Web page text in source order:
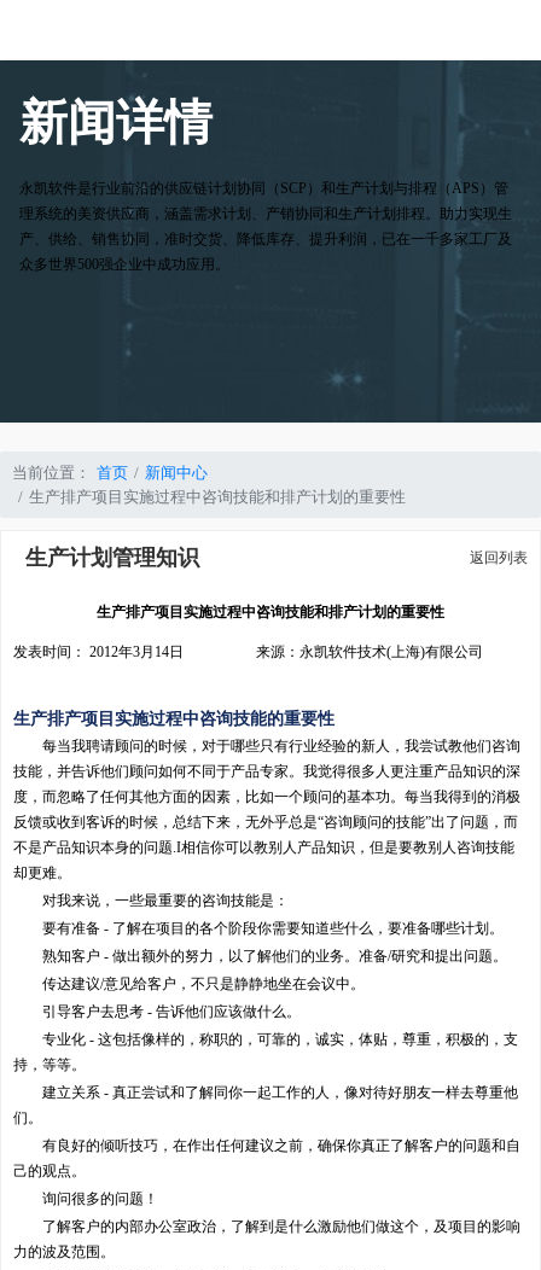
新闻详情
永凯软件是行业前沿的供应链计划协同（SCP）和生产计划与排程（APS）管
理系统的美资供应商，涵盖需求计划、产销协同和生产计划排程。助力实现生
产、供给、销售协同，准时交货、降低库存、提升利润，已在一千多家工厂及
众多世界500强企业中成功应用。
当前位置： 首页
新闻中心
生产排产项目实施过程中咨询技能和排产计划的重要性
生产计划管理知识 返回列表
生产排产项目实施过程中咨询技能和排产计划的重要性
发表时间： 2012年3月14日 来源：永凯软件技术(上海)有限公司
生产排产项目实施过程中咨询技能的重要性
每当我聘请顾问的时候，对于哪些只有行业经验的新人，我尝试教他们咨询
技能，并告诉他们顾问如何不同于产品专家。我觉得很多人更注重产品知识的深
度，而忽略了任何其他方面的因素，比如一个顾问的基本功。每当我得到的消极
反馈或收到客诉的时候，总结下来，无外乎总是“咨询顾问的技能”出了问题，而
不是产品知识本身的问题.I相信你可以教别人产品知识，但是要教别人咨询技能
却更难。
对我来说，一些最重要的咨询技能是：
要有准备 - 了解在项目的各个阶段你需要知道些什么，要准备哪些计划。
熟知客户 - 做出额外的努力，以了解他们的业务。准备/研究和提出问题。
传达建议/意见给客户，不只是静静地坐在会议中。
引导客户去思考 - 告诉他们应该做什么。
专业化 - 这包括像样的，称职的，可靠的，诚实，体贴，尊重，积极的，支
持，等等。
建立关系 - 真正尝试和了解同你一起工作的人，像对待好朋友一样去尊重他
们。
有良好的倾听技巧，在作出任何建议之前，确保你真正了解客户的问题和自
己的观点。
询问很多的问题！
了解客户的内部办公室政治，了解到是什么激励他们做这个，及项目的影响
力的波及范围。